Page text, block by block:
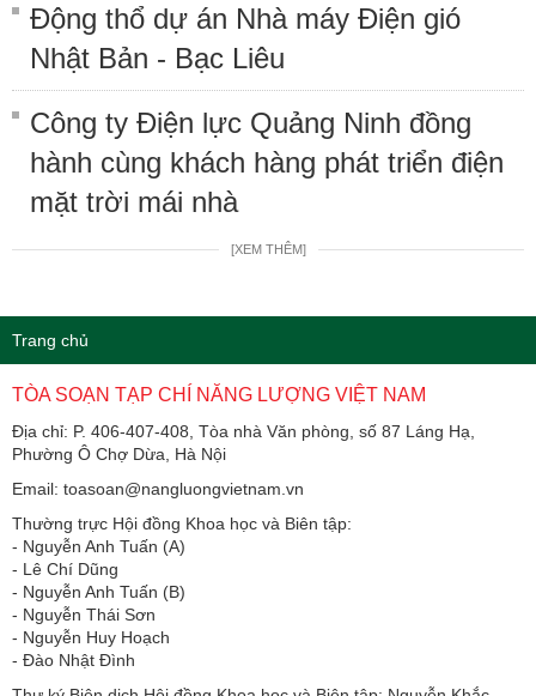
Động thổ dự án Nhà máy Điện gió
Nhật Bản - Bạc Liêu
Công ty Điện lực Quảng Ninh đồng
hành cùng khách hàng phát triển điện
mặt trời mái nhà
[XEM THÊM]
Trang chủ
TÒA SOẠN TẠP CHÍ NĂNG LƯỢNG VIỆT NAM
Địa chỉ: P. 406-407-408, Tòa nhà Văn phòng, số 87 Láng Hạ,
Phường Ô Chợ Dừa, Hà Nội
Email: toasoan@nangluongvietnam.vn
Thường trực Hội đồng Khoa học và Biên tập:
​​​​​​- Nguyễn Anh Tuấn (A)
- Lê Chí Dũng
- Nguyễn Anh Tuấn (B)
- Nguyễn Thái Sơn
- Nguyễn Huy Hoạch
- Đào Nhật Đình